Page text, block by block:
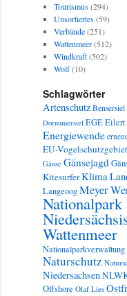
Tourismus(294)
Unsortiertes(59)
Verbände(251)
Wattenmeer(512)
Windkraft(502)
Wolf(10)
Schlagwörter
Artenschutz Bensersiel
Dornumersiel EGEEilert
Energiewende
EU-Vogelschutzgebiet
Gänse Gänsejagd
KitesurferKlima
LangeoogMeyer
Nationalpark
Wattenmeer
Nationalparkverwaltung
Naturschutz
Niedersachsen
Offshore Olaf Lies